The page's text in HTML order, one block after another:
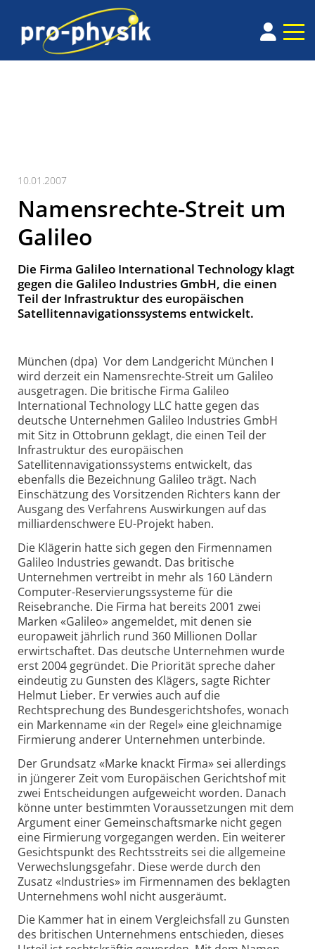
10.01.2007
Namensrechte-Streit um
Galileo
Die Firma Galileo International Technology klagt
gegen die Galileo Industries GmbH, die einen
Teil der Infrastruktur des europäischen
Satellitennavigationssystems entwickelt.
München (dpa) ­ Vor dem Landgericht München I
wird derzeit ein Namensrechte-Streit um Galileo
ausgetragen. Die britische Firma Galileo
International Technology LLC hatte gegen das
deutsche Unternehmen Galileo Industries GmbH
mit Sitz in Ottobrunn geklagt, die einen Teil der
Infrastruktur des europäischen
Satellitennavigationssystems entwickelt, das
ebenfalls die Bezeichnung Galileo trägt. Nach
Einschätzung des Vorsitzenden Richters kann der
Ausgang des Verfahrens Auswirkungen auf das
milliardenschwere EU-Projekt haben.
Die Klägerin hatte sich gegen den Firmennamen
Galileo Industries gewandt. Das britische
Unternehmen vertreibt in mehr als 160 Ländern
Computer-Reservierungssysteme für die
Reisebranche. Die Firma hat bereits 2001 zwei
Marken «Galileo» angemeldet, mit denen sie
europaweit jährlich rund 360 Millionen Dollar
erwirtschaftet. Das deutsche Unternehmen wurde
erst 2004 gegründet. Die Priorität spreche daher
eindeutig zu Gunsten des Klägers, sagte Richter
Helmut Lieber. Er verwies auch auf die
Rechtsprechung des Bundesgerichtshofes, wonach
ein Markenname «in der Regel» eine gleichnamige
Firmierung anderer Unternehmen unterbinde.
Der Grundsatz «Marke knackt Firma» sei allerdings
in jüngerer Zeit vom Europäischen Gerichtshof mit
zwei Entscheidungen aufgeweicht worden. Danach
könne unter bestimmten Voraussetzungen mit dem
Argument einer Gemeinschaftsmarke nicht gegen
eine Firmierung vorgegangen werden. Ein weiterer
Gesichtspunkt des Rechtsstreits sei die allgemeine
Verwechslungsgefahr. Diese werde durch den
Zusatz «Industries» im Firmennamen des beklagten
Unternehmens wohl nicht ausgeräumt.
Die Kammer hat in einem Vergleichsfall zu Gunsten
des britischen Unternehmens entschieden, dieses